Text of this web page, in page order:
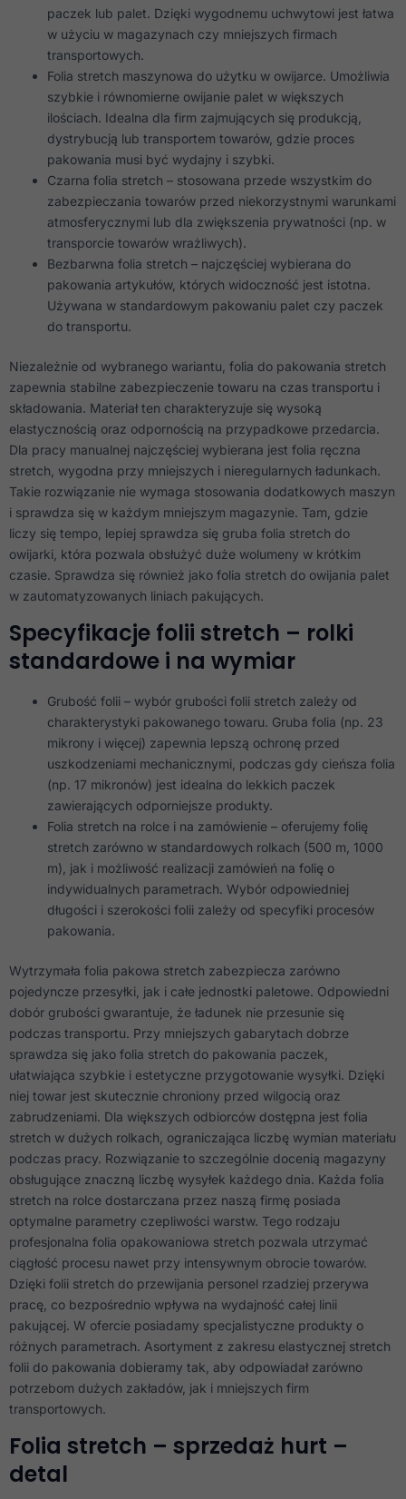
paczek lub palet. Dzięki wygodnemu uchwytowi jest łatwa
w użyciu w magazynach czy mniejszych firmach
transportowych.
Folia stretch maszynowa do użytku w owijarce. Umożliwia
szybkie i równomierne owijanie palet w większych
ilościach. Idealna dla firm zajmujących się produkcją,
dystrybucją lub transportem towarów, gdzie proces
pakowania musi być wydajny i szybki.
Czarna folia stretch – stosowana przede wszystkim do
zabezpieczania towarów przed niekorzystnymi warunkami
atmosferycznymi lub dla zwiększenia prywatności (np. w
transporcie towarów wrażliwych).
Bezbarwna folia stretch – najczęściej wybierana do
pakowania artykułów, których widoczność jest istotna.
Używana w standardowym pakowaniu palet czy paczek
do transportu.
Niezależnie od wybranego wariantu, folia do pakowania stretch
zapewnia stabilne zabezpieczenie towaru na czas transportu i
składowania. Materiał ten charakteryzuje się wysoką
elastycznością oraz odpornością na przypadkowe przedarcia.
Dla pracy manualnej najczęściej wybierana jest folia ręczna
stretch, wygodna przy mniejszych i nieregularnych ładunkach.
Takie rozwiązanie nie wymaga stosowania dodatkowych maszyn
i sprawdza się w każdym mniejszym magazynie. Tam, gdzie
liczy się tempo, lepiej sprawdza się gruba folia stretch do
owijarki, która pozwala obsłużyć duże wolumeny w krótkim
czasie. Sprawdza się również jako folia stretch do owijania palet
w zautomatyzowanych liniach pakujących.
Specyfikacje folii stretch – rolki
standardowe i na wymiar
Grubość folii – wybór grubości folii stretch zależy od
charakterystyki pakowanego towaru. Gruba folia (np. 23
mikrony i więcej) zapewnia lepszą ochronę przed
uszkodzeniami mechanicznymi, podczas gdy cieńsza folia
(np. 17 mikronów) jest idealna do lekkich paczek
zawierających odporniejsze produkty.
Folia stretch na rolce i na zamówienie – oferujemy folię
stretch zarówno w standardowych rolkach (500 m, 1000
m), jak i możliwość realizacji zamówień na folię o
indywidualnych parametrach. Wybór odpowiedniej
długości i szerokości folii zależy od specyfiki procesów
pakowania.
Wytrzymała folia pakowa stretch zabezpiecza zarówno
pojedyncze przesyłki, jak i całe jednostki paletowe. Odpowiedni
dobór grubości gwarantuje, że ładunek nie przesunie się
podczas transportu. Przy mniejszych gabarytach dobrze
sprawdza się jako folia stretch do pakowania paczek,
ułatwiająca szybkie i estetyczne przygotowanie wysyłki. Dzięki
niej towar jest skutecznie chroniony przed wilgocią oraz
zabrudzeniami. Dla większych odbiorców dostępna jest folia
stretch w dużych rolkach, ograniczająca liczbę wymian materiału
podczas pracy. Rozwiązanie to szczególnie docenią magazyny
obsługujące znaczną liczbę wysyłek każdego dnia. Każda folia
stretch na rolce dostarczana przez naszą firmę posiada
optymalne parametry czepliwości warstw. Tego rodzaju
profesjonalna folia opakowaniowa stretch pozwala utrzymać
ciągłość procesu nawet przy intensywnym obrocie towarów.
Dzięki folii stretch do przewijania personel rzadziej przerywa
pracę, co bezpośrednio wpływa na wydajność całej linii
pakującej. W ofercie posiadamy specjalistyczne produkty o
różnych parametrach. Asortyment z zakresu elastycznej stretch
folii do pakowania dobieramy tak, aby odpowiadał zarówno
potrzebom dużych zakładów, jak i mniejszych firm
transportowych.
Folia stretch – sprzedaż hurt –
detal
Konieczne
Te pliki cookie
nie są
opcjonalne. Są
one potrzebne
do
funkcjonowania
internetowej.
Statystyka
Abyśmy mogli
poprawić
i strukturę
strony
na podstawie
tego, jak
strona jest
Doświadczenie
Aby nasza
strona
działała jak
twojego
przejścia na nią.
Jeśli odrzucisz
te pliki cookie,
znikną ze strony
internetowej.
Marketing
Udostępniając
swoje
zainteresowania i
zachowania
podczas
odwiedzania naszej
strony, zwiększasz
szansę na
spersonalizowanych
treści i ofert.